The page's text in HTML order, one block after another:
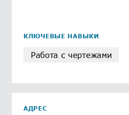
КЛЮЧЕВЫЕ НАВЫКИ
Работа с чертежами
АДРЕС